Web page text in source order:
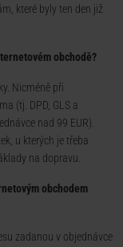
které byly ten den již
obchodě?
Nicméně při
(tj. DPD, GLS a
nad 99 EUR).
u kterých je třeba
na dopravu.
obchodem
zadanou v objednávce